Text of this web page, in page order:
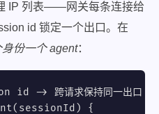
IP 列表——网关每条连接给
id 锁定一个出口。在
身份一个 agent：
id -> 跨请求保持同一出口
{